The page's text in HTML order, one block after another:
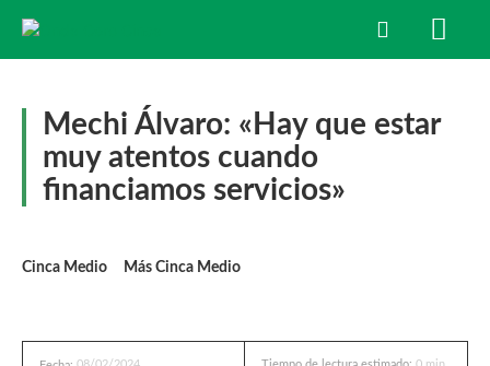
Mechi Álvaro: «Hay que estar
muy atentos cuando
financiamos servicios»
Cinca Medio Más Cinca Medio